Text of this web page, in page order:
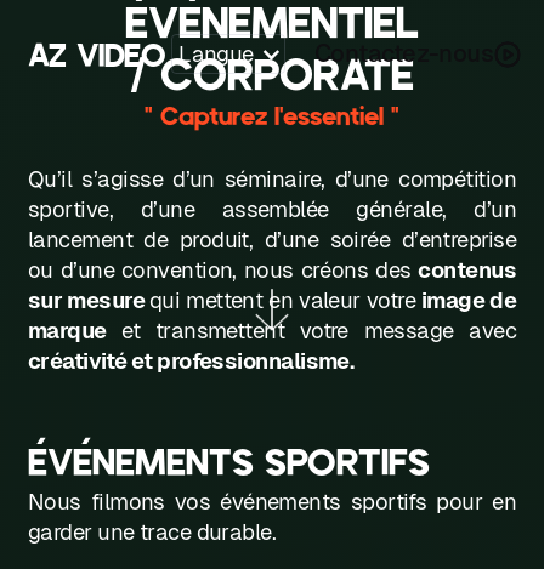
AZ
B
C
D
E
G
H
K
VIDEO Langue Contactez-nous
ÉVÉNEMENTIEL
/ CORPORATE
" Capturez l'essentiel "
Qu’il s’agisse d’un séminaire, d’une compétition
sportive, d’une assemblée générale, d’un
lancement de produit, d’une soirée d’entreprise
ou d’une convention, nous créons descontenus
sur mesurequi mettent en valeur votre image de
marqueet transmettent votre message avec
créativité et professionnalisme.
ÉVÉNEMENTS SPORTIFS
Nous filmons vos événements sportifs pour en
garder une trace durable.